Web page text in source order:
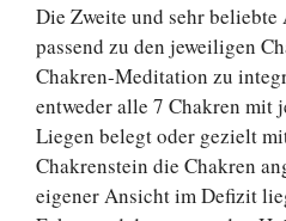
Die Zweite und sehr
passend zu den jeweiligen
Chakren-Meditation zu
entweder alle 7 Chakren mit
Liegen belegt oder gezielt
Chakrenstein die Chakren
eigener Ansicht im Defizit